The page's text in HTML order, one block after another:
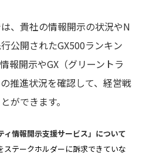
、貴社の情報開示の状況やN
公開されたGX500ランキン
情報開示やGX（グリーントラ
推進状況を確認して、経営戦
ができます。
情報開示支援サービス」について
ステークホルダーに訴求できていな